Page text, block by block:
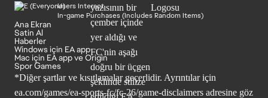
Users Interact
In-game Purchases (Includes Random Items)
Ana Ekran
Satin Al
Haberler
Windows için EA app
Mac için EA app ve Origin
Spor Games
*Diğer şartlar ve kısıtlamalar geçerlidir. Ayrıntılar için
ea.com/games/ea-sports-fc/fc-26/game-disclaimers adresine göz